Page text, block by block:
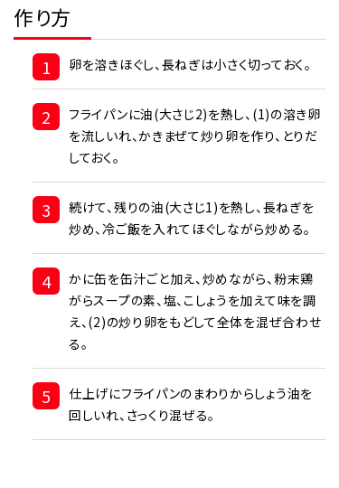
作り方
1 卵を溶きほぐし、長ねぎは小さく切っておく。
2
フライパンに油(大さじ2)を熱し、(1)の溶き卵
を流しいれ、かきまぜて炒り卵を作り、とりだ
しておく。
3
続けて、残りの油(大さじ1)を熱し、長ねぎを
炒め、冷ご飯を入れてほぐしながら炒める。
4
かに缶を缶汁ごと加え、炒めながら、粉末鶏
がらスープの素、塩、こしょうを加えて味を調
え、(2)の炒り卵をもどして全体を混ぜ合わせ
る。
5
仕上げにフライパンのまわりからしょう油を
回しいれ、さっくり混ぜる。